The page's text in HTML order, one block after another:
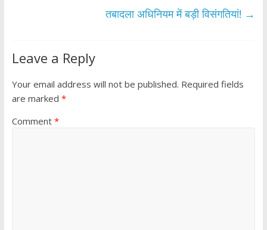
तबादला अधिनियम में बड़ी विसंगतियां! →
Leave a Reply
Your email address will not be published. Required fields
are marked *
Comment *